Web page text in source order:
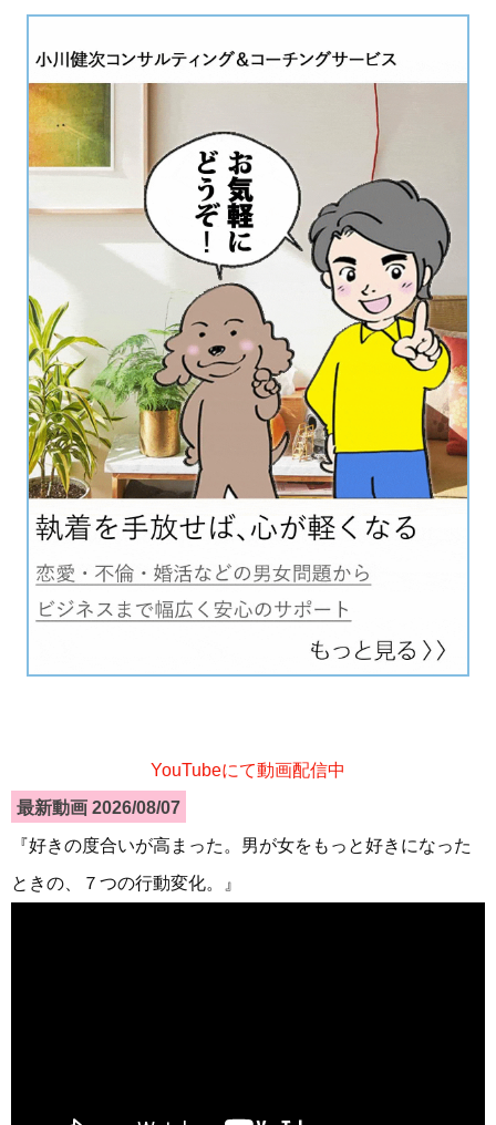
YouTubeにて動画配信中
最新動画 2026/08/07
『好きの度合いが高まった。男が女をもっと好きになった
ときの、７つの行動変化。』